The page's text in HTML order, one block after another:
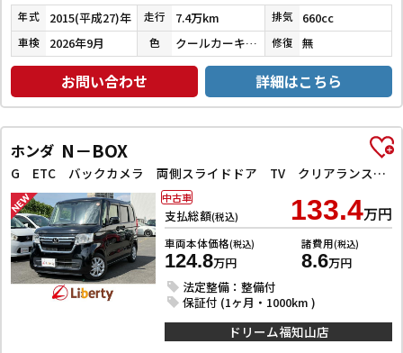
年式 2015(平成27)年 走行 7.4万km 排気 660cc
車検 2026年9月 色 クールカーキパールメタリック／ホワイト 修復 無
お問い合わせ 詳細はこちら
ホンダ N－BOX
G ETC バックカメラ 両側スライドドア TV クリアランスソナー オートクルーズコントロール レーンアシスト 衝突被害軽減システム オートライト LEDヘッドランプ スマートキー
支払総額(税込) 133.4万円
車両本体価格(税込)
124.8万円
諸費用(税込)
8.6万円
法定整備：整備付
保証付 (1ヶ月・1000km )
中古車
ドリーム福知山店